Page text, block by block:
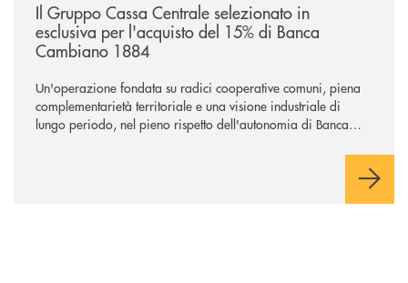
Il Gruppo Cassa Centrale selezionato in
esclusiva per l'acquisto del 15% di Banca
Cambiano 1884
Un'operazione fondata su radici cooperative comuni, piena
complementarietà territoriale e una visione industriale di
lungo periodo, nel pieno rispetto dell'autonomia di Banca
negoziazione esclusiva per la finalizzazione dell’operazione.